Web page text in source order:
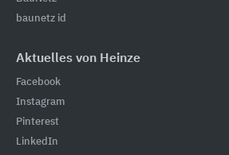
baunetz id
Aktuelles von Heinze
Facebook
Instagram
Pinterest
LinkedIn